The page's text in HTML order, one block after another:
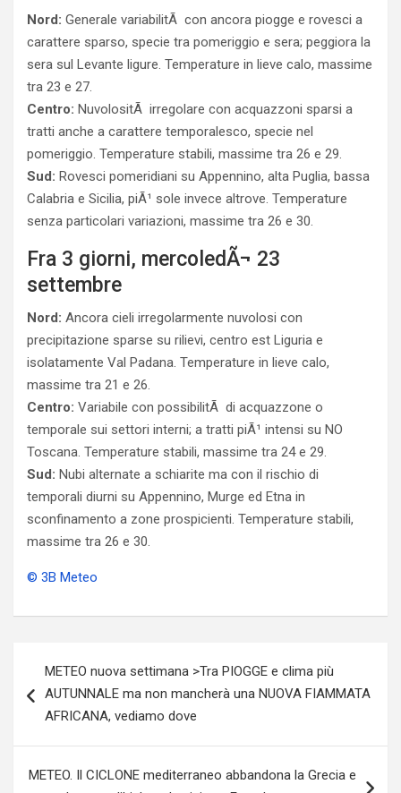
Nord: Generale variabilitÃ con ancora piogge e rovesci a
carattere sparso, specie tra pomeriggio e sera; peggiora la
sera sul Levante ligure. Temperature in lieve calo, massime
tra 23 e 27.
Centro: NuvolositÃ irregolare con acquazzoni sparsi a
tratti anche a carattere temporalesco, specie nel
pomeriggio. Temperature stabili, massime tra 26 e 29.
Sud: Rovesci pomeridiani su Appennino, alta Puglia, bassa
Calabria e Sicilia, piÃ¹ sole invece altrove. Temperature
senza particolari variazioni, massime tra 26 e 30.
Fra 3 giorni, mercoledÃ¬ 23
settembre
Nord: Ancora cieli irregolarmente nuvolosi con
precipitazione sparse su rilievi, centro est Liguria e
isolatamente Val Padana. Temperature in lieve calo,
massime tra 21 e 26.
Centro: Variabile con possibilitÃ di acquazzone o
temporale sui settori interni; a tratti piÃ¹ intensi su NO
Toscana. Temperature stabili, massime tra 24 e 29.
Sud: Nubi alternate a schiarite ma con il rischio di
temporali diurni su Appennino, Murge ed Etna in
sconfinamento a zone prospicienti. Temperature stabili,
massime tra 26 e 30.
© 3B Meteo
articoli
METEO nuova settimana >Tra PIOGGE e clima più
AUTUNNALE ma non mancherà una NUOVA FIAMMATA
AFRICANA, vediamo dove
METEO. Il CICLONE mediterraneo abbandona la Grecia e